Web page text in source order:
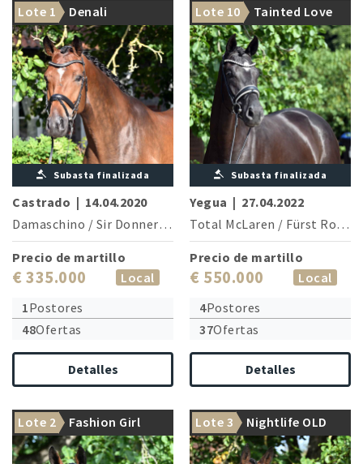
Lote 1 Denali
Subasta finalizada
Castrado | 14.04.2020
Damaschino / Sir Donnerhall
Precio de martillo
€ 335.000
Local
1Postores
48Ofertas
Detalles
Lote 10 Tainted Love
Subasta finalizada
Yegua | 27.04.2022
Total McLaren / Fürst Romancier
Precio de martillo
€ 550.000
Local
4Postores
37Ofertas
Detalles
Lote 2 Fashion Girl Lote 3 Nightlife OLD